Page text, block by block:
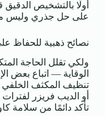
أولًا بالتشخيص الدقيق
على حل جذري وليس
نصائح ذهبية للحفاظ
ولكي تقلل الحاجة
الوقاية — اتباع بعض
تنظيف المكثف الخلفي
أو الديب فريزر
تأكد دائمًا من سلامة